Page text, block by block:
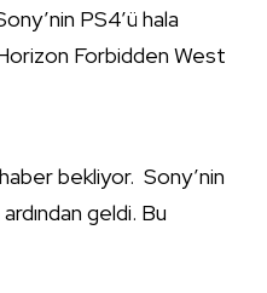
PS4’ü hala
Forbidden West
bekliyor. Sony’nin
geldi. Bu